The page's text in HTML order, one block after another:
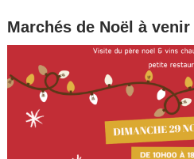
Marchés de Noël à venir